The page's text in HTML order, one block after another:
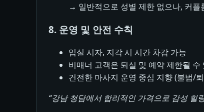
→ 일반적으로 성별 제한 없으나, 커플
8. 운영 및 안전 수칙
입실 시자, 지각 시 시간 차감 가능
비매너 고객은 퇴실 및 예약 제한될 수
건전한 마사지 운영 중심 지향 (불법/
“강남 청담에서 합리적인 가격으로 감성 힐